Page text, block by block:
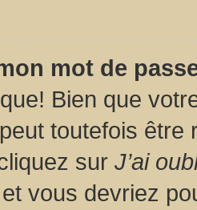
mot de
Bien que
toutefois être
sur J’ai
vous devriez